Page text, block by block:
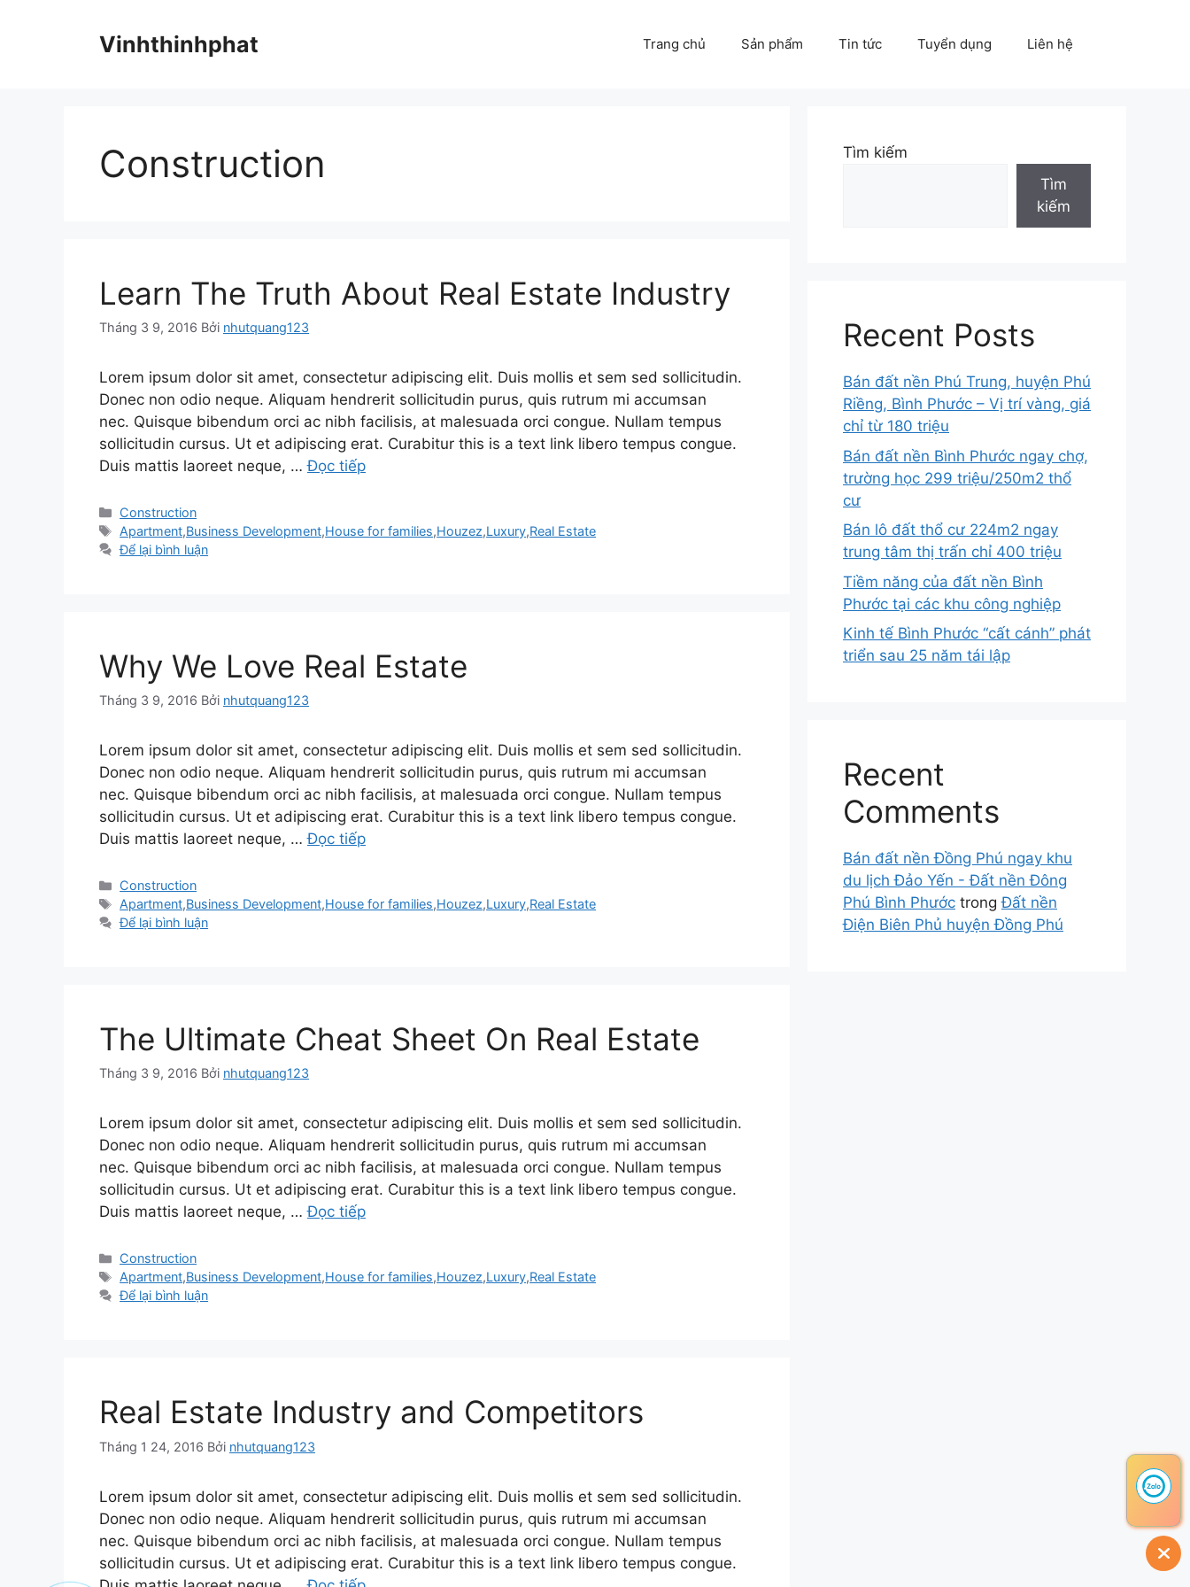
Vinhthinhphat Trang chủ Sản phẩm Tin tức Tuyển dụng Liên hệ
Construction
Learn The Truth About Real Estate Industry
Tháng 3 9, 2016 Bởi nhutquang123
Lorem ipsum dolor sit amet, consectetur adipiscing elit. Duis mollis et sem sed sollicitudin.
Donec non odio neque. Aliquam hendrerit sollicitudin purus, quis rutrum mi accumsan
nec. Quisque bibendum orci ac nibh facilisis, at malesuada orci congue. Nullam tempus
sollicitudin cursus. Ut et adipiscing erat. Curabitur this is a text link libero tempus congue.
Duis mattis laoreet neque, …Đọc tiếp
Danh
mục
Construction
Thẻ
Apartment,Business Development,House for families,Houzez,Luxury,Real Estate
Để lại bình luận
Why We Love Real Estate
Tháng 3 9, 2016 Bởi nhutquang123
Lorem ipsum dolor sit amet, consectetur adipiscing elit. Duis mollis et sem sed sollicitudin.
Donec non odio neque. Aliquam hendrerit sollicitudin purus, quis rutrum mi accumsan
nec. Quisque bibendum orci ac nibh facilisis, at malesuada orci congue. Nullam tempus
sollicitudin cursus. Ut et adipiscing erat. Curabitur this is a text link libero tempus congue.
Duis mattis laoreet neque, …Đọc tiếp
Danh
mục
Construction
Thẻ
Apartment,Business Development,House for families,Houzez,Luxury,Real Estate
Để lại bình luận
The Ultimate Cheat Sheet On Real Estate
Tháng 3 9, 2016 Bởi nhutquang123
Lorem ipsum dolor sit amet, consectetur adipiscing elit. Duis mollis et sem sed sollicitudin.
Donec non odio neque. Aliquam hendrerit sollicitudin purus, quis rutrum mi accumsan
nec. Quisque bibendum orci ac nibh facilisis, at malesuada orci congue. Nullam tempus
sollicitudin cursus. Ut et adipiscing erat. Curabitur this is a text link libero tempus congue.
Duis mattis laoreet neque, …Đọc tiếp
Danh
mục
Construction
Thẻ
Apartment,Business Development,House for families,Houzez,Luxury,Real Estate
Để lại bình luận
Real Estate Industry and Competitors
Tháng 1 24, 2016 Bởi nhutquang123
Lorem ipsum dolor sit amet, consectetur adipiscing elit. Duis mollis et sem sed sollicitudin.
Donec non odio neque. Aliquam hendrerit sollicitudin purus, quis rutrum mi accumsan
nec. Quisque bibendum orci ac nibh facilisis, at malesuada orci congue. Nullam tempus
sollicitudin cursus. Ut et adipiscing erat. Curabitur this is a text link libero tempus congue.
Tìm kiếm
Tìm
kiếm
Recent Posts
Bán đất nền Phú Trung, huyện Phú
Riềng, Bình Phước – Vị trí vàng, giá
chỉ từ 180 triệu
Bán đất nền Bình Phước ngay chợ,
trường học 299 triệu/250m2 thổ
cư
Bán lô đất thổ cư 224m2 ngay
trung tâm thị trấn chỉ 400 triệu
Tiềm năng của đất nền Bình
Phước tại các khu công nghiệp
Kinh tế Bình Phước “cất cánh” phát
triển sau 25 năm tái lập
Recent
Comments
Bán đất nền Đồng Phú ngay khu
du lịch Đảo Yến - Đất nền Đông
Phú Bình Phước trongĐất nền
Điện Biên Phủ huyện Đồng Phú